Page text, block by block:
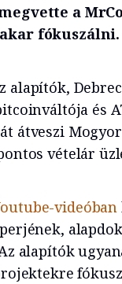
a
fókuszálni.
alapítók,
és
átveszi
vételár
videóban
alapítók